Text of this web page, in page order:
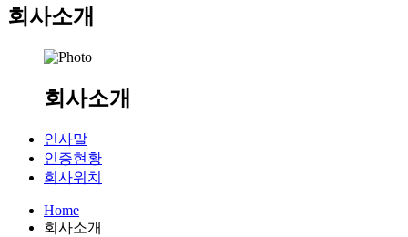
회사소개
회사소개
인사말
인증현황
회사위치
Home
회사소개